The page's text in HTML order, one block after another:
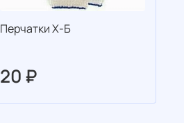
Перчатки Х-Б
20 ₽